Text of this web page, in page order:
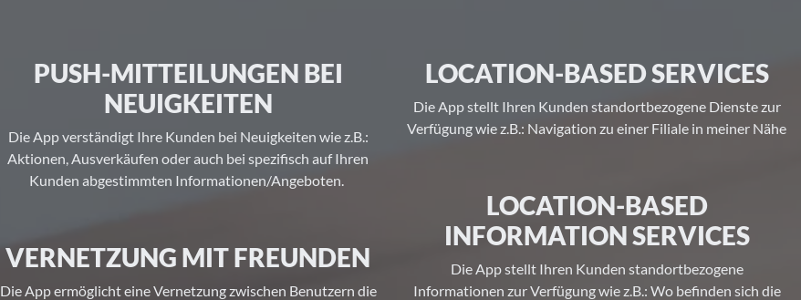
PUSH-MITTEILUNGEN BEI
NEUIGKEITEN
Die App verständigt Ihre Kunden bei Neuigkeiten wie z.B.:
Aktionen, Ausverkäufen oder auch bei spezifisch auf Ihren
Kunden abgestimmten Informationen/Angeboten.
VERNETZUNG MIT FREUNDEN
Die App ermöglicht eine Vernetzung zwischen Benutzern die
LOCATION-BASED SERVICES
Die App stellt Ihren Kunden standortbezogene Dienste zur
Verfügung wie z.B.: Navigation zu einer Filiale in meiner Nähe
LOCATION-BASED
INFORMATION SERVICES
Die App stellt Ihren Kunden standortbezogene
Informationen zur Verfügung wie z.B.: Wo befinden sich die